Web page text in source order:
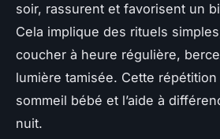
soir, rassurent et favorisent un
Cela implique des rituels
coucher à heure régulière,
lumière tamisée. Cette
sommeil bébé et l’aide à
nuit.